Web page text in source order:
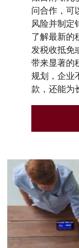
问合作，可
风险并制定
了解最新的
发税收抵免
带来显著的
规划，企业
款，还能为